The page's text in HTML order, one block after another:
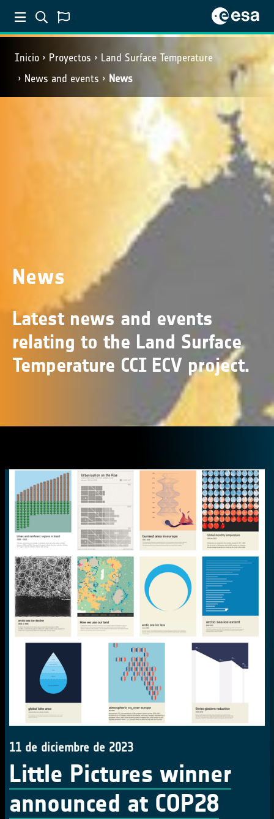
Inicio Proyectos
Land Surface Temperature
News and events
News
News
Latest news and events
relating to the Land Surface
Temperature CCI ECV project.
11 de diciembre de 2023
Little Pictures winner
announced at COP28